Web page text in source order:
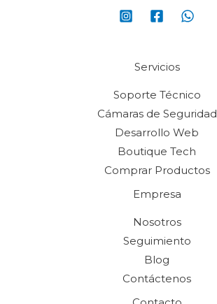
Servicios
Soporte Técnico
Cámaras de Seguridad
Desarrollo Web
Boutique Tech
Comprar Productos
Empresa
Nosotros
Seguimiento
Blog
Contáctenos